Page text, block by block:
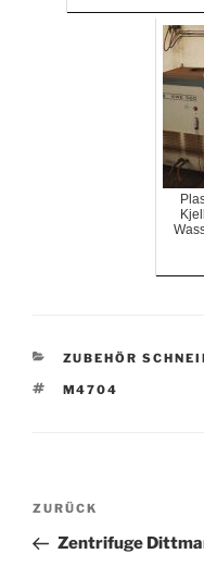
KATEGORIEN
ZUBEHÖR
SCHLAGWÖRTER
M4704
Beitrags-
Vorheriger
Beitrag
ZURÜCK
Zentrifuge